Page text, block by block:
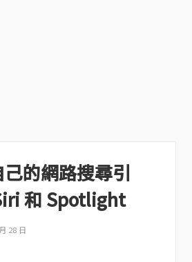
的網路搜尋引
和 Spotlight
28 日